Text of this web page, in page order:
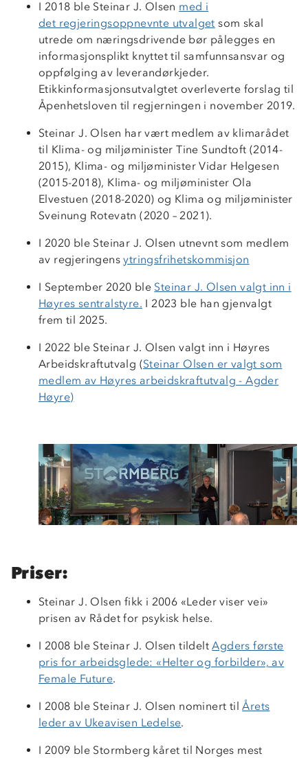
I 2018 ble Steinar J. Olsen med i
det regjeringsoppnevnte utvalget som skal
utrede om næringsdrivende bør pålegges en
informasjonsplikt knyttet til samfunnsansvar og
oppfølging av leverandørkjeder.
Etikkinformasjonsutvalgtet overleverte forslag til
Åpenhetsloven til regjerningen i november 2019.
Steinar J. Olsen har vært medlem av klimarådet
til Klima- og miljøminister Tine Sundtoft (2014-
2015), Klima- og miljøminister Vidar Helgesen
(2015-2018), Klima- og miljøminister Ola
Elvestuen (2018-2020) og Klima og miljøminister
Sveinung Rotevatn (2020 – 2021).
I 2020 ble Steinar J. Olsen utnevnt som medlem
av regjeringensytringsfrihetskommisjon
I September 2020 ble Steinar J. Olsen valgt inn i
Høyres sentralstyre. I 2023 ble han gjenvalgt
frem til 2025.
I 2022 ble Steinar J. Olsen valgt inn i Høyres
Arbeidskraftutvalg (Steinar Olsen er valgt som
medlem av Høyres arbeidskraftutvalg - Agder
Høyre)
Priser:
Steinar J. Olsen fikk i 2006 «Leder viser vei»
prisen av Rådet for psykisk helse.
I 2008 ble Steinar J. Olsen tildeltAgders første
pris for arbeidsglede: «Helter og forbilder», av
Female Future.
I 2008 ble Steinar J. Olsen nominert tilÅrets
leder av Ukeavisen Ledelse.
I 2009 ble Stormberg kåret til Norges mest